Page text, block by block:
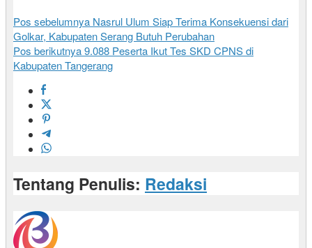
Pos sebelumnya Nasrul Ulum Siap Terima Konsekuensi dari
Golkar, Kabupaten Serang Butuh Perubahan
Pos berikutnya9.088 Peserta Ikut Tes SKD CPNS di
Kabupaten Tangerang
Tentang Penulis: Redaksi